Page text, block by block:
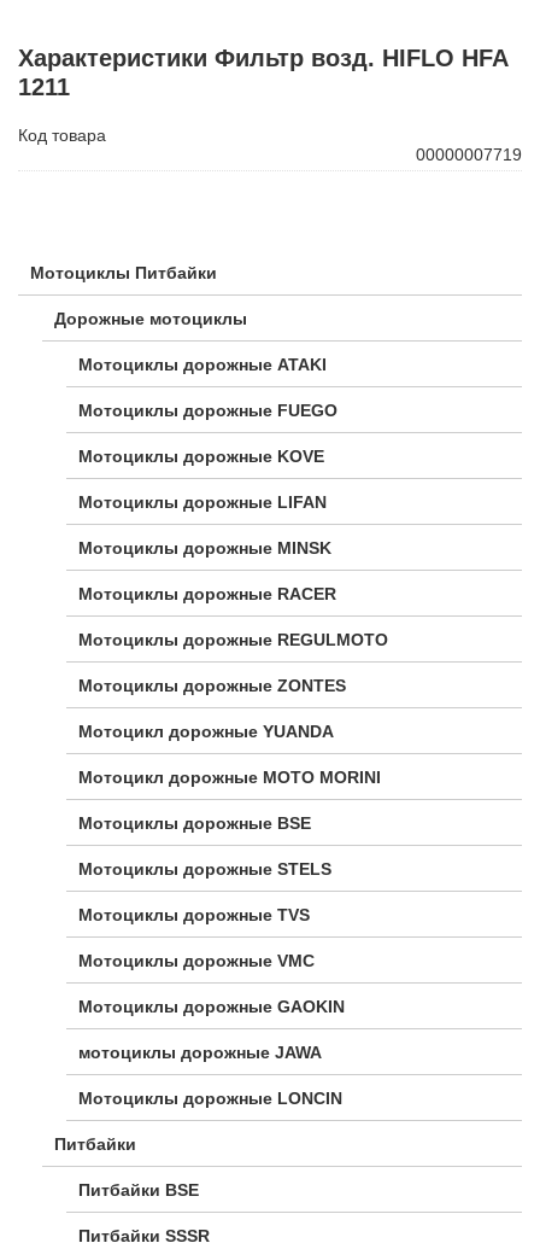
Мотоциклы Питбайки
Дорожные мотоциклы
Мотоциклы дорожные ATAKI
Мотоциклы дорожные FUEGO
Мотоциклы дорожные KOVE
Мотоциклы дорожные LIFAN
Мотоциклы дорожные MINSK
Мотоциклы дорожные RACER
Мотоциклы дорожные REGULMOTO
Мотоциклы дорожные ZONTES
Мотоцикл дорожные YUANDA
Мотоцикл дорожные МОТО MORINI
Мотоциклы дорожные BSE
Мотоциклы дорожные STELS
Мотоциклы дорожные TVS
Мотоциклы дорожные VMC
Мотоциклы дорожные GAOKIN
мотоциклы дорожные JAWA
Мотоциклы дорожные LONCIN
Питбайки
Питбайки BSE
Питбайки SSSR
Характеристики Фильтр возд. HIFLO HFA
1211
Код товара
00000007719